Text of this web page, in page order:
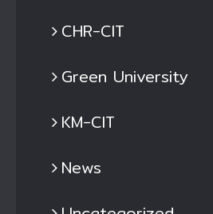
CHR-CIT
Green University
KM-CIT
News